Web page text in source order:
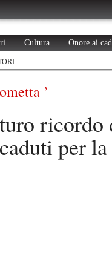
Cultura Onore ai
’
ricordo
per